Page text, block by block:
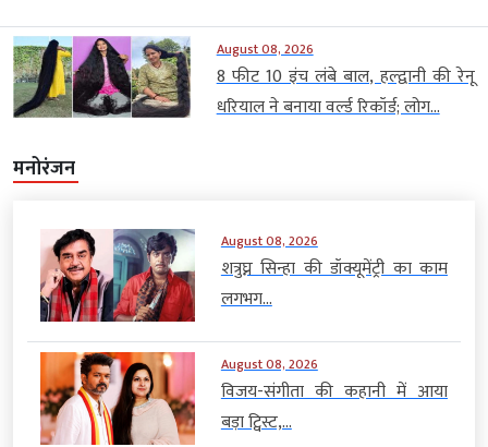
August 08, 2026
8 फीट 10 इंच लंबे बाल, हल्द्वानी की रेनू
धरियाल ने बनाया वर्ल्ड रिकॉर्ड; लोग...
मनोरंजन
August 08, 2026
शत्रुघ्न सिन्हा की डॉक्यूमेंट्री का काम
लगभग...
August 08, 2026
विजय-संगीता की कहानी में आया
बड़ा ट्विस्ट,...